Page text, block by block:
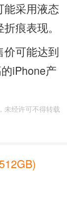
能采用液态
痕表现。
可能达到
iPhone产
未经许可不得转载